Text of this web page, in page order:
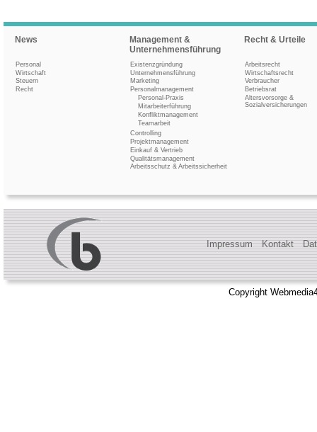
News
Personal
Wirtschaft
Steuern
Recht
Management &
Unternehmensführung
Existenzgründung
Unternehmensführung
Marketing
Personalmanagement
Personal-Praxis
Mitarbeiterführung
Konfliktmanagement
Teamarbeit
Controlling
Projektmanagement
Einkauf & Vertrieb
Qualitätsmanagement
Arbeitsschutz & Arbeitssicherheit
Recht & Urteile
Arbeitsrecht
Wirtschaftsrecht
Verbraucher
Betriebsrat
Altersvorsorge &
Sozialversicherungen
Impressum Kontakt
Copyright